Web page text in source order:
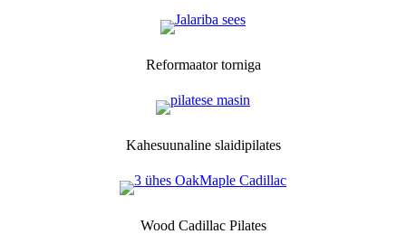
Reformaator torniga
Kahesuunaline slaidipilates
Wood Cadillac Pilates